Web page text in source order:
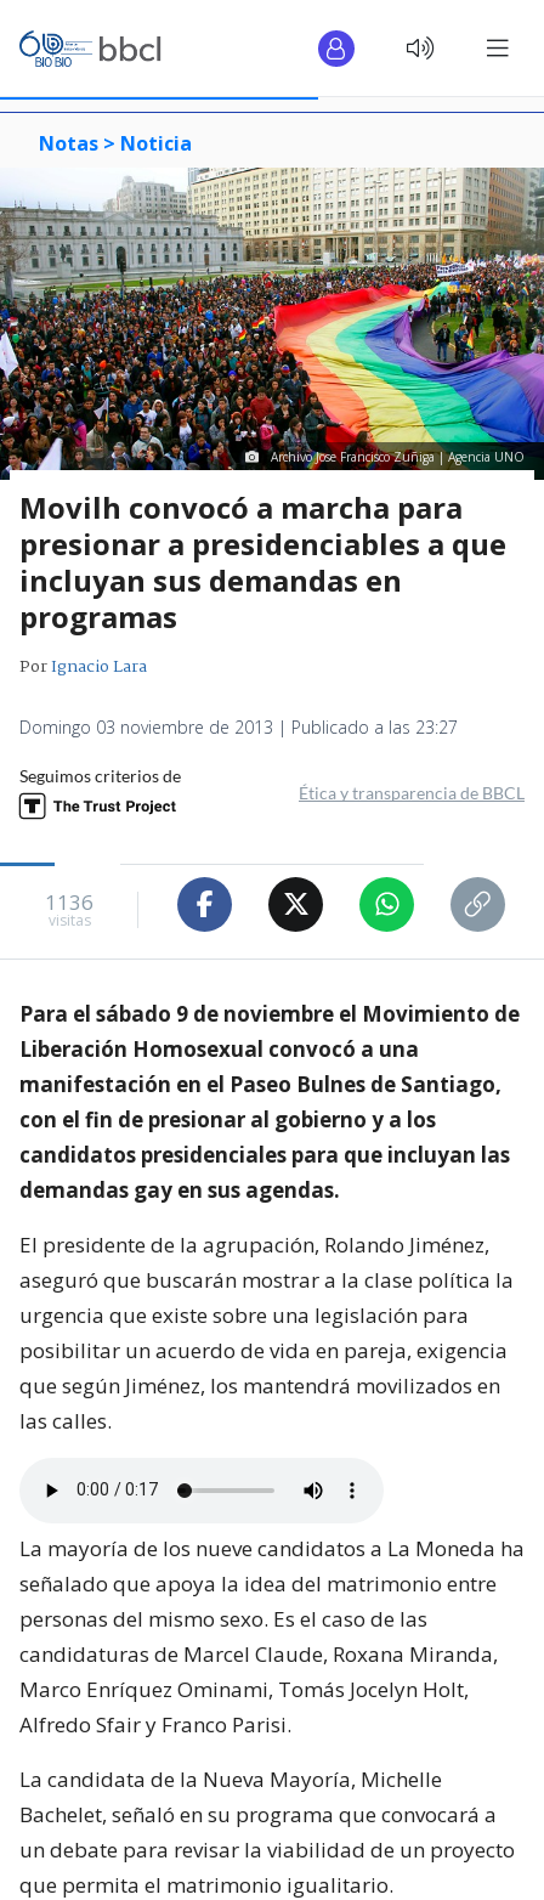
Notas > Noticia
Archivo Jose Francisco Zuñiga | Agencia UNO
Movilh convocó a marcha para
presionar a presidenciables a que
incluyan sus demandas en
programas
PorIgnacio Lara
Domingo 03 noviembre de 2013 | Publicado a las 23:27
Seguimos criterios de
Ética y transparencia de BBCL
1136
visitas
Para el sábado 9 de noviembre el Movimiento de
Liberación Homosexual convocó a una
manifestación en el Paseo Bulnes de Santiago,
con el fin de presionar al gobierno y a los
candidatos presidenciales para que incluyan las
demandas gay en sus agendas.
El presidente de la agrupación, Rolando Jiménez,
aseguró que buscarán mostrar a la clase política la
urgencia que existe sobre una legislación para
posibilitar un acuerdo de vida en pareja, exigencia
que según Jiménez, los mantendrá movilizados en
las calles.
La mayoría de los nueve candidatos a La Moneda ha
señalado que apoya la idea del matrimonio entre
personas del mismo sexo. Es el caso de las
candidaturas de Marcel Claude, Roxana Miranda,
Marco Enríquez Ominami, Tomás Jocelyn Holt,
Alfredo Sfair y Franco Parisi.
La candidata de la Nueva Mayoría, Michelle
Bachelet, señaló en su programa que convocará a
un debate para revisar la viabilidad de un proyecto
que permita el matrimonio igualitario.